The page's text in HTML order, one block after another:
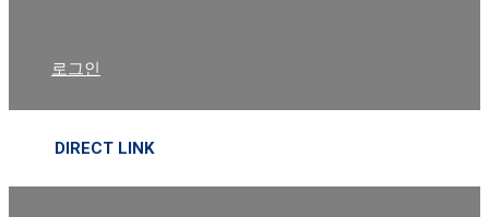
로그인
DIRECT LINK